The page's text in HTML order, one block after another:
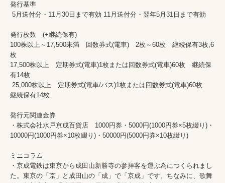
発行基準
発行枚数　(+継続保有)
100株以上～17,500未満　回数券式(電車)　2枚～60枚　継続保有3枚,6
枚
17,500株以上　定期券式(電車)1枚または回数券式(電車)60枚　継続保
有14枚
継続保有14枚
発行元関連金券
・株式会社水戸京成百貨店　1000円券・5000円(1000円券×5枚綴り)・
10000円(1000円券×10枚綴り)・50000円(5000円券×10枚綴り)
ミニコラム
・京成電鉄は東京から成田山新勝寺の参拝客を運ぶ為につくられまし
た。東京の「京」と成田山の「成」で「京成」です。ちなみに、歌舞